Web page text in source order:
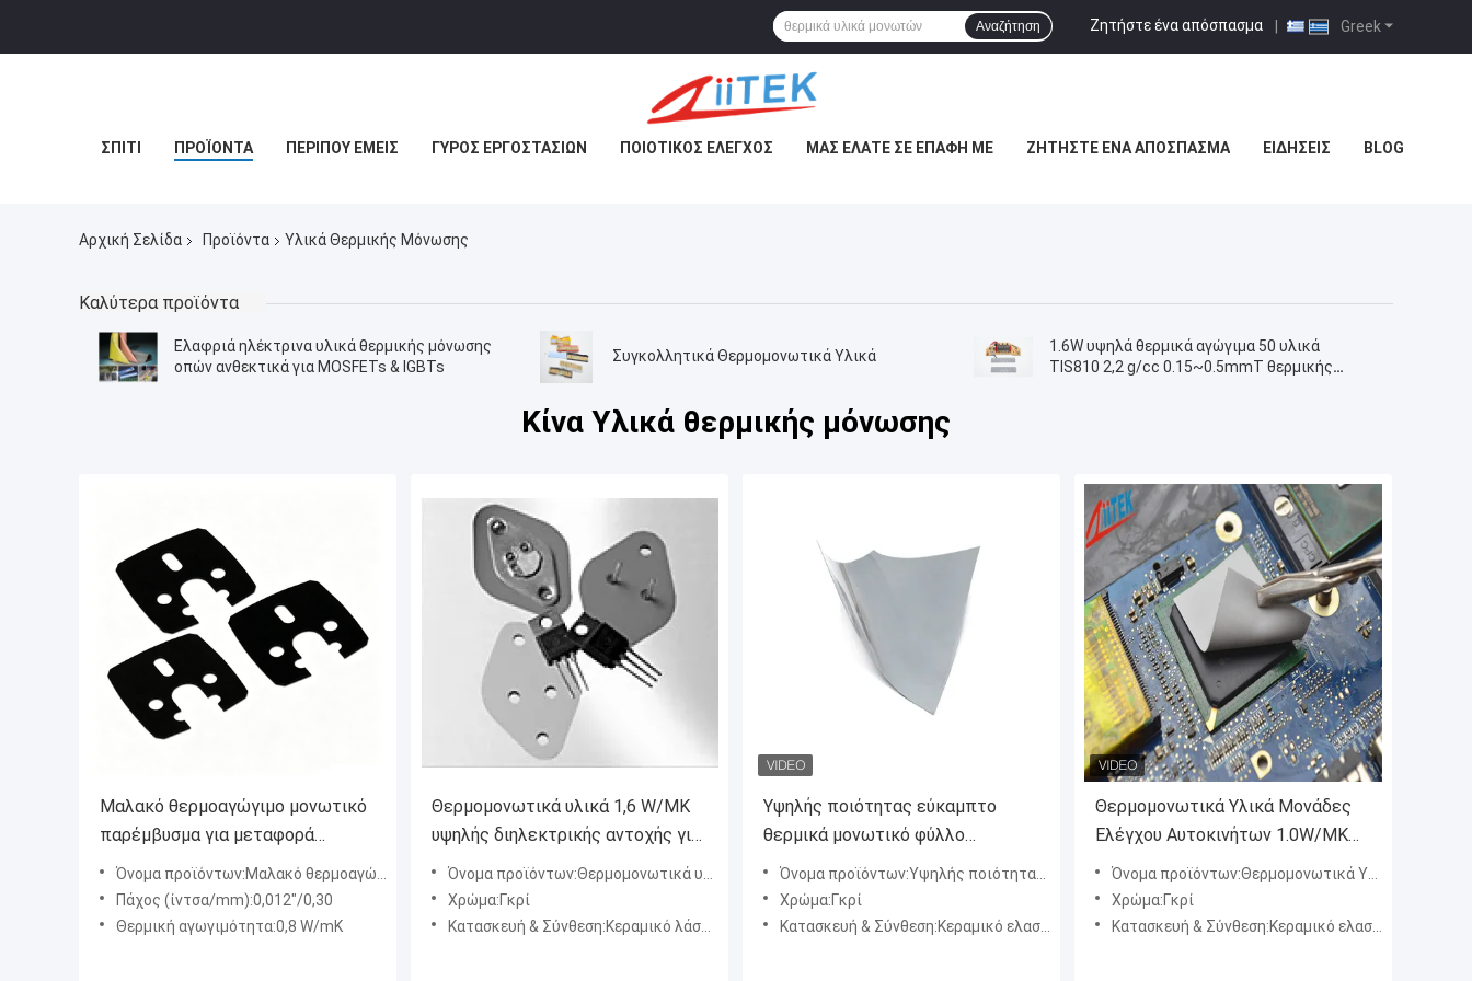
Greek
Ζητήστε ένα απόσπασμα |
Αναζήτηση
ΣΠΊΤΙ ΠΡΟΪΌΝΤΑ ΠΕΡΊΠΟΥ ΕΜΕΊΣ ΓΎΡΟΣ ΕΡΓΟΣΤΑΣΊΩΝ ΠΟΙΟΤΙΚΌΣ ΈΛΕΓΧΟΣ ΜΑΣ ΕΛΆΤΕ ΣΕ ΕΠΑΦΉ ΜΕ ΖΗΤΉΣΤΕ ΈΝΑ ΑΠΌΣΠΑΣΜΑ ΕΙΔΉΣΕΙΣ BLOG
Αρχική Σελίδα Προϊόντα Υλικά Θερμικής Μόνωσης
Καλύτερα προϊόντα
Ελαφριά ηλέκτρινα υλικά θερμικής μόνωσης
οπών ανθεκτικά για MOSFETs & IGBTs
Συγκολλητικά Θερμομονωτικά Υλικά
1.6W υψηλά θερμικά αγώγιμα 50 υλικά
TIS810 2,2 g/cc 0.15~0.5mmT θερμικής
Κίνα Υλικά θερμικής μόνωσης
Μαλακό θερμοαγώγιμο μονωτικό
παρέμβυσμα για μεταφορά
θερμότητας με μαλακά συμπιεστά
υλικά θερμικής διεπαφής
σιλικόνης ανθεκτικά στο σχίσιμο
Όνομα προϊόντων:Μαλακό θερμοαγώγιμο μονωτικό παρέμβυσμα για μεταφορά θερμότητας με μαλακά συμπιεστά υλικά θερμικής δ
Πάχος (ίντσα/mm):0,012"/0,30
Θερμική αγωγιμότητα:0,8 W/mK
Θερμομονωτικά υλικά 1,6 W/MK
υψηλής διηλεκτρικής αντοχής για
εξοπλισμό μετατροπής ισχύος
Όνομα προϊόντων:Θερμομονωτικά υλικά 1,6 W/MK υψηλής διηλεκτρικής αντοχής για εξοπλισμό μετατροπής ισχύος
Χρώμα:Γκρί
Κατασκευή & Σύνθεση:Κεραμικό λάστιχο σιλικόνης
Υψηλής ποιότητας εύκαμπτο
θερμικά μονωτικό φύλλο
σιλικόνης
Όνομα προϊόντων:Υψηλής ποιότητας εύκαμπτο θερμικά μονωτικό φύλλο σιλικόνης
Χρώμα:Γκρί
Κατασκευή & Σύνθεση:Κεραμικό ελαστομερές σιλικόνης
Θερμομονωτικά Υλικά Μονάδες
Ελέγχου Αυτοκινήτων 1.0W/MK
Γκρι Θερμομονωτικά Υλικά
Όνομα προϊόντων:Θερμομονωτικά Υλικά Μονάδες Ελέγχου Αυτοκινήτων 1.0W/MK Γκρι Θερμομονωτικά Υλικά
Χρώμα:Γκρί
Κατασκευή & Σύνθεση:Κεραμικό ελαστομερές σιλικόνης / Fiberglass